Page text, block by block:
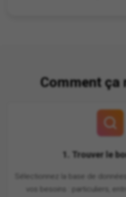
Comment ça
1. Trouver le
Sélectionnez la base de
vos besoins : particuliers,